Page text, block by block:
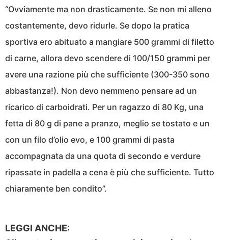
“Ovviamente ma non drasticamente. Se non mi alleno
costantemente, devo ridurle. Se dopo la pratica
sportiva ero abituato a mangiare 500 grammi di filetto
di carne, allora devo scendere di 100/150 grammi per
avere una razione più che sufficiente (300-350 sono
abbastanza!). Non devo nemmeno pensare ad un
ricarico di carboidrati. Per un ragazzo di 80 Kg, una
fetta di 80 g di pane a pranzo, meglio se tostato e un
con un filo d’olio evo, e 100 grammi di pasta
accompagnata da una quota di secondo e verdure
ripassate in padella a cena è più che sufficiente. Tutto
chiaramente ben condito”.
LEGGI ANCHE: